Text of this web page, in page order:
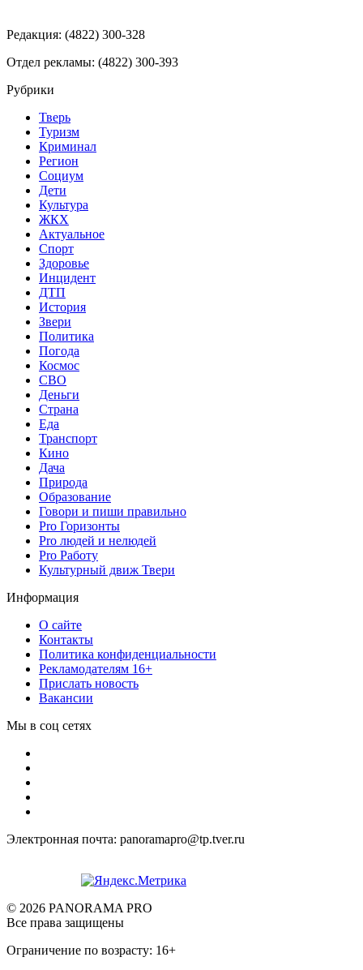
Редакция: (4822) 300-328
Отдел рекламы: (4822) 300-393
Рубрики
Тверь
Туризм
Криминал
Регион
Социум
Дети
Культура
ЖКХ
Актуальное
Спорт
Здоровье
Инцидент
ДТП
История
Звери
Политика
Погода
Космос
СВО
Деньги
Страна
Еда
Транспорт
Кино
Дача
Природа
Образование
Говори и пиши правильно
Pro Горизонты
Pro людей и нелюдей
Pro Работу
Культурный движ Твери
Информация
О сайте
Контакты
Политика конфиденциальности
Рекламодателям 16+
Прислать новость
Вакансии
Мы в соц сетях
Электронная почта: panoramapro@tp.tver.ru
© 2026 PANORAMA PRO
Все права защищены
Ограничение по возрасту: 16+